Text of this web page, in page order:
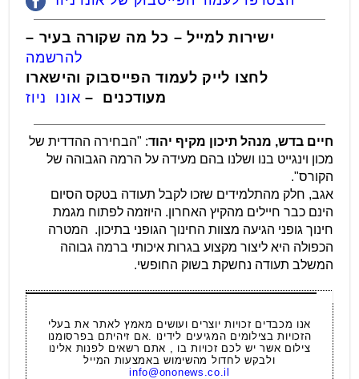
ישירות למייל – כל מה שקורה בעיר –
להרשמה
לחצו לייק לעמוד הפייסבוק והישארו
מעודכנים – אונו ניוז
חיים בדש, מנהל תיכון מקיף יהוד: "הבחירה ההדדית של
מכון וינגייט בנו ושלנו בהם מעידה על הרמה הגבוהה של
הקורס".
אגב, חלק מהתלמידים שזכו לקבל תעודה בטקס הסיום
הינם כבר חיילים מהקיץ האחרון. היוזמה לפתוח מגמת
חינוך גופני הגיעה מצוות החינוך הגופני בתיכון. המטרה
הכפולה היא ליצור מקצוע בגרות איכותי ברמה גבוהה
המשלב תעודה נחשקת בשוק החופשי.
אנו מכבדים זכויות יוצרים ועושים מאמץ לאתר את בעלי
הזכויות בצילומים המגיעים לידינו .אם זיהיתם בפרסומנו
צילום אשר יש לכם זכויות בו , אתם רשאים לפנות אלינו
ולבקש לחדול מהשימוש באמצעות המייל
info@ononews.co.il